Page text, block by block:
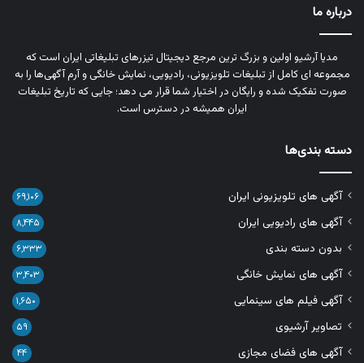
درباره ما
مدیا آرشیو اولین و بزرگ‌ ترین مرجع دیجیتال تیزرهای تبلیغاتی ایران است که
مجموعه‌ ای کامل از تبلیغات تلویزیونی، رادیویی، نمایش خانگی و آرم‌ آگهی‌ها را به‌
صورت تفکیک‌ شده و رایگان در اختیار شما قرار می‌ دهد؛ جایی که تاریخ تبلیغات
ایران همیشه در دسترس است.
دسته بندی‌ها
آگهی های تلویزیونی ایران ۶۹,۱۰۶
آگهی های رادیویی ایران ۸,۴۴۵
بدون دسته بندی ۶,۳۳۳
آگهی های نمایش خانگی ۳,۴۰۳
آگهی فیلم های سینمایی ۱,۶۵۰
تصاویر آرشیوی ۵۹
آگهی های فضای مجازی ۴۴